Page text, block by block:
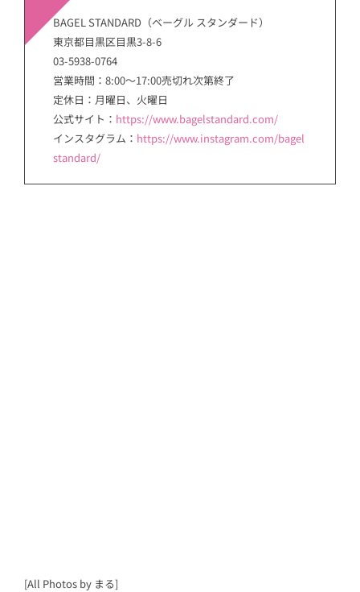
BAGEL STANDARD（ベーグル スタンダード）
東京都目黒区目黒3-8-6
03-5938-0764
営業時間：8:00〜17:00売切れ次第終了
定休日：月曜日、火曜日
公式サイト： https://www.bagelstandard.com/
インスタグラム： https://www.instagram.com/bagel
standard/
[All Photos by まる]